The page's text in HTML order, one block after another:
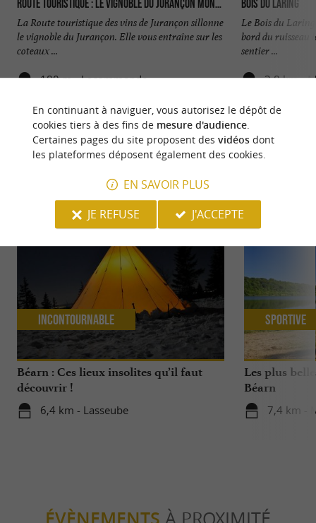
Route Touristique : Le vignoble du Jurançon Monein et Lacommand
La Route touristique des vins de Jurançon sillonne
le vignoble du Jurançon. Elle vous entraîne sur les
coteaux ...
180 m - Lacommande
Bois du Laring
Le Bois du
bord du ruisseau
sentier ...
3,8 km -
NOUS AVONS TESTÉPOUR VOUS
Béarn : Ces lieux insolites qu’il faut
découvrir !
6,4 km - Lasseube
Incontournable
Les plus
Béarn
7,4 km -
Sportive
En continuant à naviguer, vous autorisez le dépôt de
cookies tiers à des fins de mesure d'audience.
Certaines pages du site proposent des vidéosdont
les plateformes déposent également des cookies.
EN SAVOIR PLUS
JE REFUSE
J'ACCEPTE